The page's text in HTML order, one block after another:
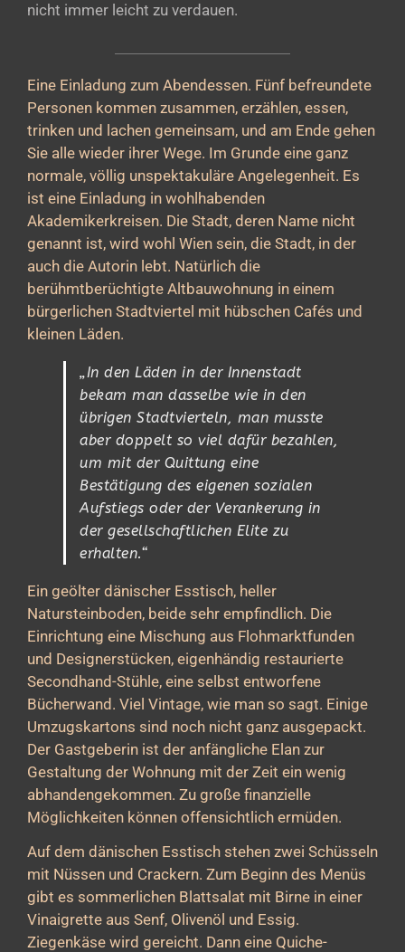
nicht immer leicht zu verdauen.
Eine Einladung zum Abendessen. Fünf befreundete
Personen kommen zusammen, erzählen, essen,
trinken und lachen gemeinsam, und am Ende gehen
Sie alle wieder ihrer Wege. Im Grunde eine ganz
normale, völlig unspektakuläre Angelegenheit. Es
ist eine Einladung in wohlhabenden
Akademikerkreisen. Die Stadt, deren Name nicht
genannt ist, wird wohl Wien sein, die Stadt, in der
auch die Autorin lebt. Natürlich die
berühmtberüchtigte Altbauwohnung in einem
bürgerlichen Stadtviertel mit hübschen Cafés und
kleinen Läden.
„In den Läden in der Innenstadt
bekam man dasselbe wie in den
übrigen Stadtvierteln, man musste
aber doppelt so viel dafür bezahlen,
um mit der Quittung eine
Bestätigung des eigenen sozialen
Aufstiegs oder der Verankerung in
der gesellschaftlichen Elite zu
erhalten.“
Ein geölter dänischer Esstisch, heller
Natursteinboden, beide sehr empfindlich. Die
Einrichtung eine Mischung aus Flohmarktfunden
und Designerstücken, eigenhändig restaurierte
Secondhand-Stühle, eine selbst entworfene
Bücherwand. Viel Vintage, wie man so sagt. Einige
Umzugskartons sind noch nicht ganz ausgepackt.
Der Gastgeberin ist der anfängliche Elan zur
Gestaltung der Wohnung mit der Zeit ein wenig
abhandengekommen. Zu große finanzielle
Möglichkeiten können offensichtlich ermüden.
Auf dem dänischen Esstisch stehen zwei Schüsseln
mit Nüssen und Crackern. Zum Beginn des Menüs
gibt es sommerlichen Blattsalat mit Birne in einer
Vinaigrette aus Senf, Olivenöl und Essig.
Ziegenkäse wird gereicht. Dann eine Quiche-